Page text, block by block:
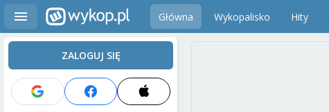
Główna Wykopalisko Hity
ZALOGUJ SIĘ